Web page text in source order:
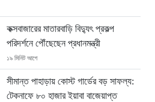
কক্সবাজারের মাতারবাড়ি বিদ্যুৎ প্রকল্প
পরিদর্শনে পৌঁছেছেন প্রধানমন্ত্রী
১৯ মিনিট আগে
সীমান্ত পাহাড়ায় কোস্ট গার্ডের বড় সাফল্য:
টেকনাফে ৮০ হাজার ইয়াবা বাজেয়াপ্ত